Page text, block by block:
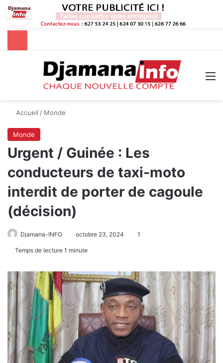
Rechercher
Accueil / Monde
Monde
Urgent / Guinée : Les
conducteurs de taxi-moto
interdit de porter de cagoule
(décision)
Djamana-INFO octobre 23, 2024 1
Temps de lecture 1 minute